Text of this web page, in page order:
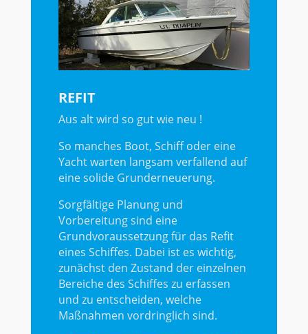
REFIT
Aus alt wird so gut wie neu !
So manches Boot, Schiff oder eine
Yacht warten langsam verfallend auf
eine solide Grunderneuerung.
Sorgfältige Planung und
Vorbereitung sind eine
Grundvoraussetzung für das Refit
eines Schiffes. Dabei ist es wichtig,
zunächst den Zustand der einzelnen
Bereiche des Schiffes zu erfassen
und zu entscheiden, welche
Maßnahmen vordringlich sind.